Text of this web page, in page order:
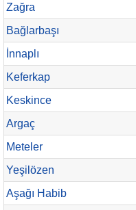
Zağra
Bağlarbaşı
İnnaplı
Keferkap
Keskince
Argaç
Meteler
Yeşilözen
Aşağı Habib